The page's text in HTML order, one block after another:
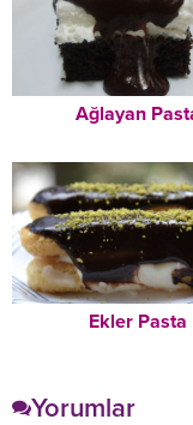
Ağlayan
Ekler Pasta
Yorumlar